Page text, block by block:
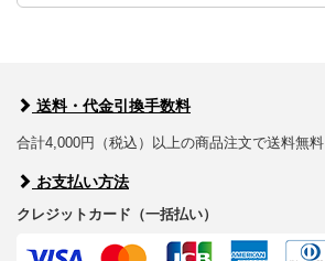
送料・代金引換手数料
合計4,000円（税込）以上の商品注文で送料無料
お支払い方法
クレジットカード（一括払い）